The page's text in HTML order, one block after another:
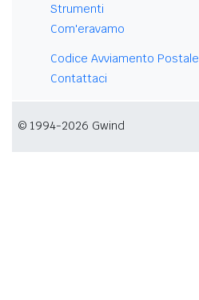
Strumenti
Com'eravamo
Codice Avviamento Postale
Contattaci
© 1994-2026 Gwind